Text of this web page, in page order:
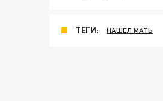
ТЕГИ: НАШЕЛ МАТЬ